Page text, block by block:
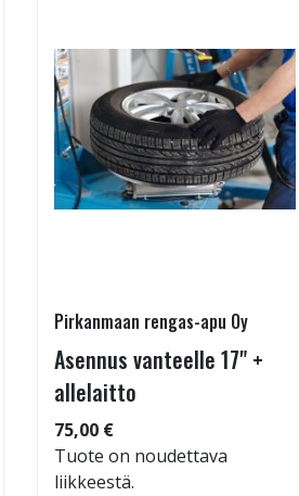
Pirkanmaan rengas-apu Oy
Asennus vanteelle 17" +
allelaitto
75,00 €
Tuote on noudettava
liikkeestä.